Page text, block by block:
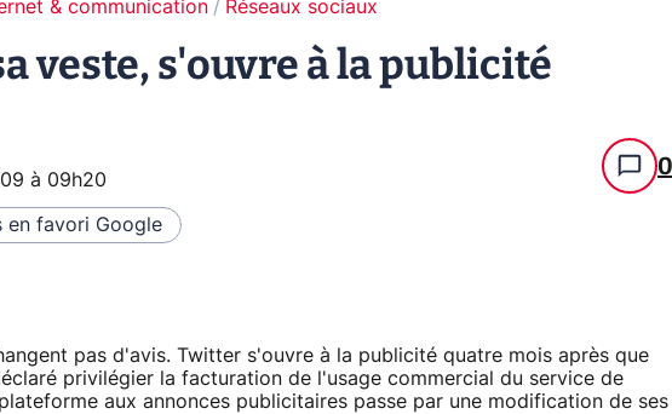
& communication Réseaux sociaux
veste, s'ouvre à la publicité
à 09h20 0
en favori Google
pas d'avis. Twitter s'ouvre à la publicité quatre mois après que
privilégier la facturation de l'usage commercial du service de
aux annonces publicitaires passe par une modification de ses